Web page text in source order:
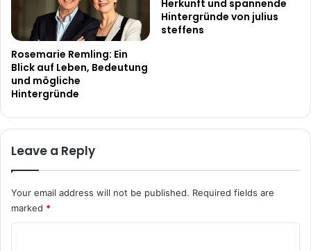
Rosemarie Remling: Ein
Blick auf Leben, Bedeutung
und mögliche
Hintergründe
Herkunft und spannende
Hintergründe von julius
steffens
Leave a Reply
Your email address will not be published. Required fields are
marked *